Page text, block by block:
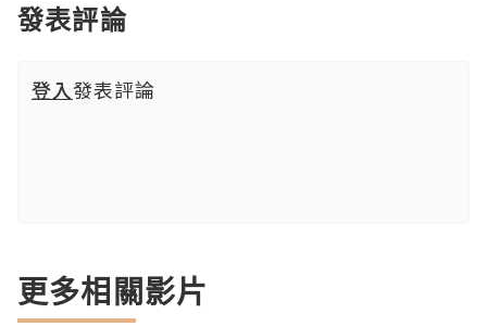
發表評論
登入發表評論
更多相關影片